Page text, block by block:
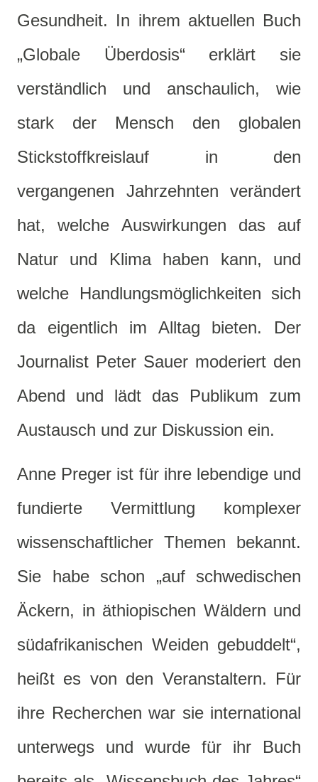
Gesundheit. In ihrem aktuellen Buch
„Globale Überdosis“ erklärt sie
verständlich und anschaulich, wie
stark der Mensch den globalen
Stickstoffkreislauf in den
vergangenen Jahrzehnten verändert
hat, welche Auswirkungen das auf
Natur und Klima haben kann, und
welche Handlungsmöglichkeiten sich
da eigentlich im Alltag bieten. Der
Journalist Peter Sauer moderiert den
Abend und lädt das Publikum zum
Austausch und zur Diskussion ein.
Anne Preger ist für ihre lebendige und
fundierte Vermittlung komplexer
wissenschaftlicher Themen bekannt.
Sie habe schon „auf schwedischen
Äckern, in äthiopischen Wäldern und
südafrikanischen Weiden gebuddelt“,
heißt es von den Veranstaltern. Für
ihre Recherchen war sie international
unterwegs und wurde für ihr Buch